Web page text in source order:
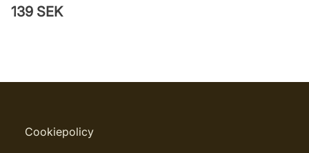
139 SEK
Cookiepolicy